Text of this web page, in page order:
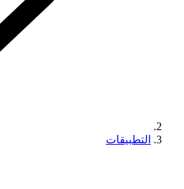
التطبيقات